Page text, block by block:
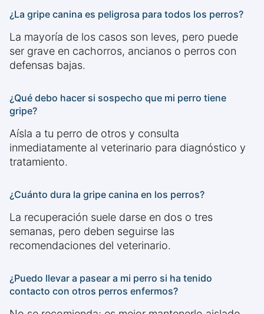
¿La gripe canina es peligrosa para todos los perros?
La mayoría de los casos son leves, pero puede
ser grave en cachorros, ancianos o perros con
defensas bajas.
¿Qué debo hacer si sospecho que mi perro tiene
gripe?
Aísla a tu perro de otros y consulta
inmediatamente al veterinario para diagnóstico y
tratamiento.
¿Cuánto dura la gripe canina en los perros?
La recuperación suele darse en dos o tres
semanas, pero deben seguirse las
recomendaciones del veterinario.
¿Puedo llevar a pasear a mi perro si ha tenido
contacto con otros perros enfermos?